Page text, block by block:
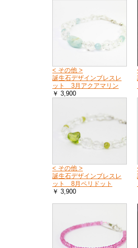
< その他 >
誕生石デザインブレスレ
ット 3月アクアマリン
￥ 3,900
< その他 >
誕生石デザインブレスレ
ット 8月ペリドット
￥ 3,900